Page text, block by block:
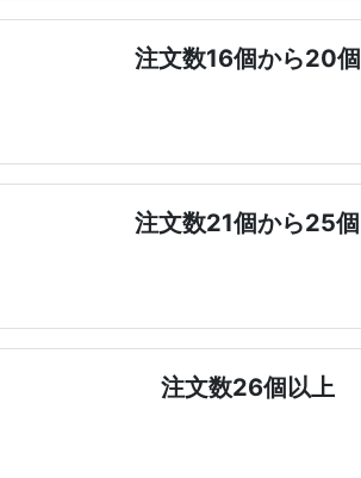
注文数16個から20個
注文数21個から25個
注文数26個以上